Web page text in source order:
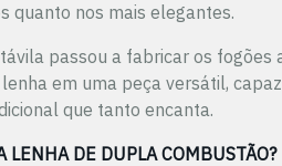
quanto nos mais elegantes.
passou a fabricar os
em uma peça versátil,
que tanto encanta.
LENHA DE DUPLA COMBUSTÃO?